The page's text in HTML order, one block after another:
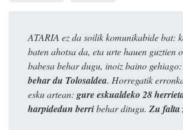
ATARIA ez da soilik komunikabide bat:
baten ahotsa da, eta urte hauen guztien
babesa behar dugu, inoiz baino gehiago:
behar du Tolosaldea. Horregatik
esku artean: gure eskualdeko 28
harpidedun berribehar ditugu. Zu falta